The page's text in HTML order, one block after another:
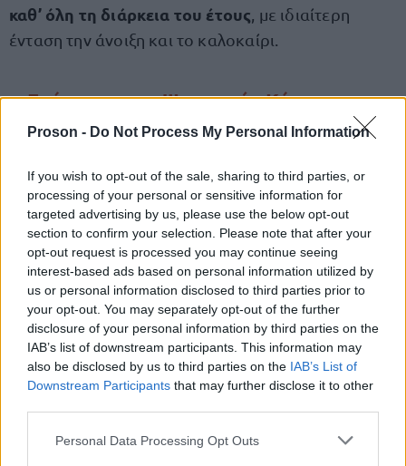
Proson - Do Not Process My Personal Information
If you wish to opt-out of the sale, sharing to third parties, or
processing of your personal or sensitive information for
targeted advertising by us, please use the below opt-out
section to confirm your selection. Please note that after your
opt-out request is processed you may continue seeing
interest-based ads based on personal information utilized by
us or personal information disclosed to third parties prior to
your opt-out. You may separately opt-out of the further
disclosure of your personal information by third parties on the
IAB’s list of downstream participants. This information may
also be disclosed by us to third parties on the IAB’s List of
Downstream Participants that may further disclose it to other
Please note that this website/app uses one or more Google
Personal Data Processing Opt Outs
καθ’ όλη τη διάρκεια του έτους , με ιδιαίτερη
ένταση την άνοιξη και το καλοκαίρι.
Επέκταση της Ψηφιακής Κάρτας
Εργασίας
Ψηφιακής Κάρτας Εργασίας, με στόχο την
καθολική εφαρμογή της σε περισσότερους
κλάδους της οικονομίας.
Η επέκταση θα γίνει σε δύο πιλοτικές φάσεις και
αναμένεται να καλύψει περίπου 476.000
εργαζόμενους.
Με την ολοκλήρωση των επεκτάσεων, το σύστημα
εργαζόμενους.